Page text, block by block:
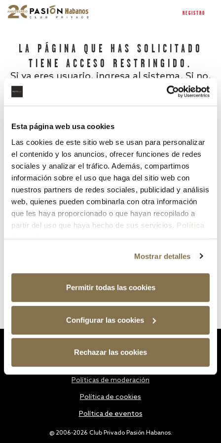
Esta página web usa cookies
Las cookies de este sitio web se usan para personalizar
el contenido y los anuncios, ofrecer funciones de redes
sociales y analizar el tráfico. Además, compartimos
información sobre el uso que haga del sitio web con
nuestros partners de redes sociales, publicidad y análisis
web, quienes pueden combinarla con otra información
que les haya proporcionado o que hayan recopilado a
partir del uso que haya hecho de sus servicios. Política
Mostrar detalles
Permitir todas las cookies
Configurar las cookies
Rechazar las cookies
REGISTRO
LA PÁGINA QUE HAS SOLICITADO
TIENE ACCESO RESTRINGIDO.
Si ya eres usuario, ingresa al sistema. Si no,
¿Has olvidado tu contraseña?
@ 2006-2026 Club Privado Pasión Habanos.
Políticas de moderación
Política de cookies
Política de eventos